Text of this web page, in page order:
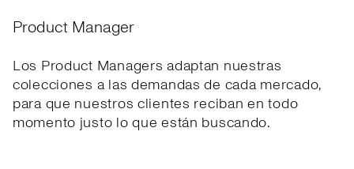
Product Manager
Los Product Managers adaptan nuestras
colecciones a las demandas de cada mercado,
para que nuestros clientes reciban en todo
momento justo lo que están buscando.